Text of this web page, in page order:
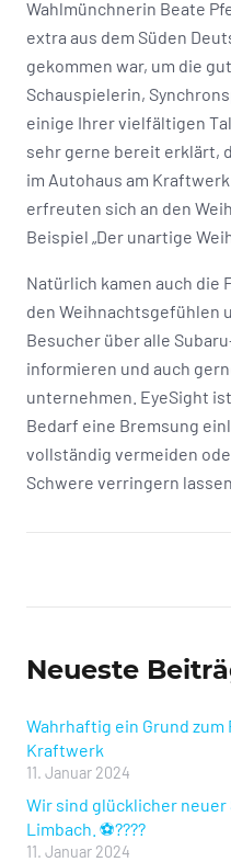
Wahlmünchnerin Beate
extra aus dem Süden
gekommen war, um die
Schauspielerin,
einige Ihrer vielfältigen
sehr gerne bereit erklärt,
im Autohaus am
erfreuten sich an den
Beispiel „Der unartige
Natürlich kamen auch die
den Weihnachtsgefühlen
Besucher über alle
informieren und auch
unternehmen. EyeSight
Bedarf eine Bremsung
vollständig vermeiden
Schwere verringern
Neueste
Wahrhaftig ein Grund
Kraftwerk
11. Januar 2024
Wir sind glücklicher neuer
Limbach. ⚽️????
11. Januar 2024